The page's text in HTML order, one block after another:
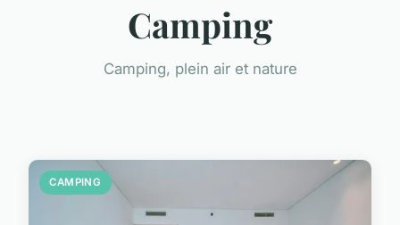
Camping
Camping, plein air et nature
CAMPING